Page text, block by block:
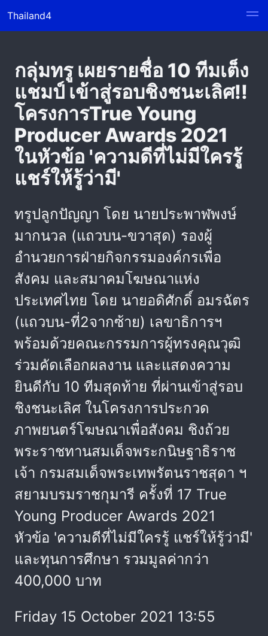
Thailand4
กลุ่มทรู เผยรายชื่อ 10 ทีมเต็ง
แชมป์ เข้าสู่รอบชิงชนะเลิศ!!
โครงการTrue Young
Producer Awards 2021
ในหัวข้อ 'ความดีที่ไม่มีใครรู้
แชร์ให้รู้ว่ามี'
ทรูปลูกปัญญา โดย นายประพาฬพงษ์
มากนวล (แถวบน-ขวาสุด) รองผู้
อำนวยการฝ่ายกิจกรรมองค์กรเพื่อ
สังคม และสมาคมโฆษณาแห่ง
ประเทศไทย โดย นายอดิศักดิ์ อมรฉัตร
(แถวบน-ที่2จากซ้าย) เลขาธิการฯ
พร้อมด้วยคณะกรรมการผู้ทรงคุณวุฒิ
ร่วมคัดเลือกผลงาน และแสดงความ
ยินดีกับ 10 ทีมสุดท้าย ที่ผ่านเข้าสู่รอบ
ชิงชนะเลิศ ในโครงการประกวด
ภาพยนตร์โฆษณาเพื่อสังคม ชิงถ้วย
พระราชทานสมเด็จพระกนิษฐาธิราช
เจ้า กรมสมเด็จพระเทพรัตนราชสุดา ฯ
สยามบรมราชกุมารี ครั้งที่ 17 True
Young Producer Awards 2021
หัวข้อ 'ความดีที่ไม่มีใครรู้ แชร์ให้รู้ว่ามี'
และทุนการศึกษา รวมมูลค่ากว่า
400,000 บาท
Friday 15 October 2021 13:55